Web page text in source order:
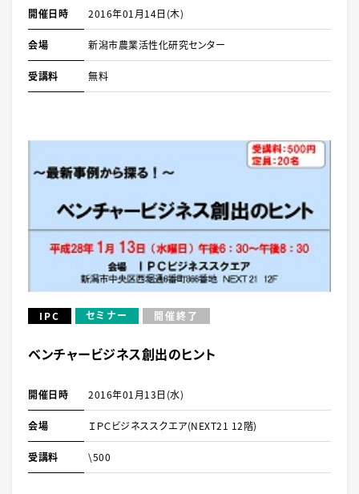
開催日時 2016年01月14日(木)
会場 新潟市農業活性化研究センター
受講料 無料
IPC セミナー 開催終了
ベンチャービジネス創出のヒント
開催日時 2016年01月13日(水)
会場 ＩＰＣビジネススクエア(NEXT21 12階)
受講料 \500